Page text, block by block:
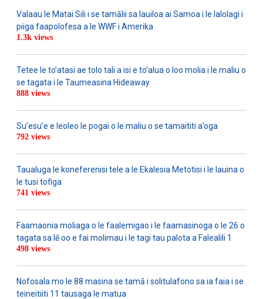
Valaau le Matai Sili i se tamālii sa lauiloa ai Samoa i le lalolagi i
piiga faapolofesa a le WWF i Amerika
1.3k views
Tetee le to’atasi ae tolo tali a isi e to’alua o loo molia i le maliu o
se tagata i le Taumeasina Hideaway
888 views
Su’esu’e e leoleo le pogai o le maliu o se tamaititi a’oga
792 views
Taualuga le koneferenisi tele a le Ekalesia Metotisi i le lauina o
le tusi tofiga
741 views
Faamaonia moliaga o le faalemigao i le faamasinoga o le 26 o
tagata sa lē oo e fai molimau i le tagi tau palota a Falealili 1
498 views
Nofosala mo le 88 masina se tamā i solitulafono sa ia faia i se
teineitiiti 11 tausaga le matua